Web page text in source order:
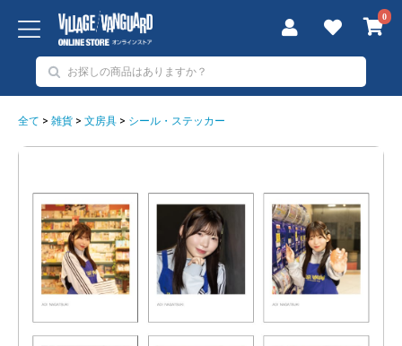
0
全て > 雑貨 > 文房具 > シール・ステッカー